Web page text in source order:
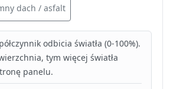
dach / asfalt
odbicia światła (0-100%).
tym więcej światła
panelu.